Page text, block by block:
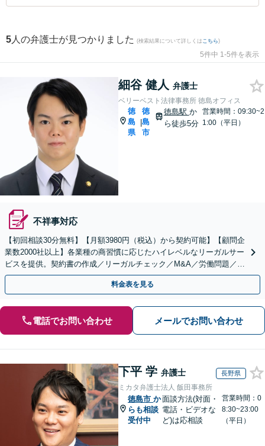
5 人の弁護士が見つかりました (検索結果について詳しくは こちら)
5件中 1-5件を表示
細谷 健人 弁護士
ベリーベスト法律事務所 徳島オフィス
徳
島
県
|
徳
島
市
徳島駅 か
ら徒歩5分
営業時間：09:30~2
1:00（平日）
不祥事対応
【初回相談30分無料】【月額3980円（税込）から契約可能】【顧問企
業数2000社以上】各業種の商習慣に応じたハイレベルなリーガルサー
ビスを提供。契約書の作成／リーガルチェック／M&A／労働問題／知
的財産等、お任せください【他士業連携可能】
料金表を見る
電話でお問い合わせ メールでお問い合わせ
下平 学 弁護士 長野県
ミカタ弁護士法人 飯田事務所
徳島市 か
らも相談
受付中
面談方法(対面・
電話・ビデオな
ど)は応相談
営業時間：0
8:30~23:00
（平日）